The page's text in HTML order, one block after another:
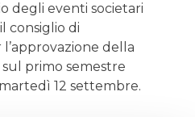
degli eventi societari
consiglio di
della
primo semestre
12 settembre.